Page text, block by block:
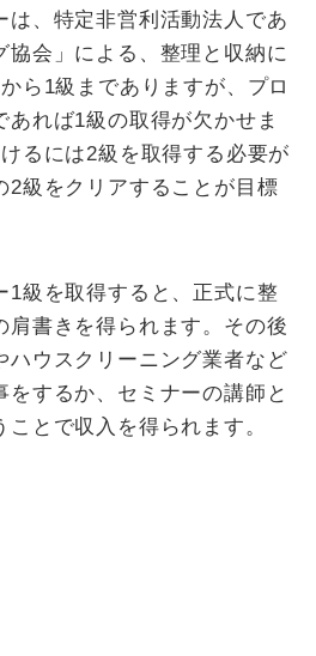
は、特定非営利活動法人であ
協会」による、整理と収納に
ら1級までありますが、プロ
あれば1級の取得が欠かせま
るには2級を取得する必要が
2級をクリアすることが目標
1級を取得すると、正式に整
肩書きを得られます。その後
ハウスクリーニング業者など
をするか、セミナーの講師と
とで収入を得られます。